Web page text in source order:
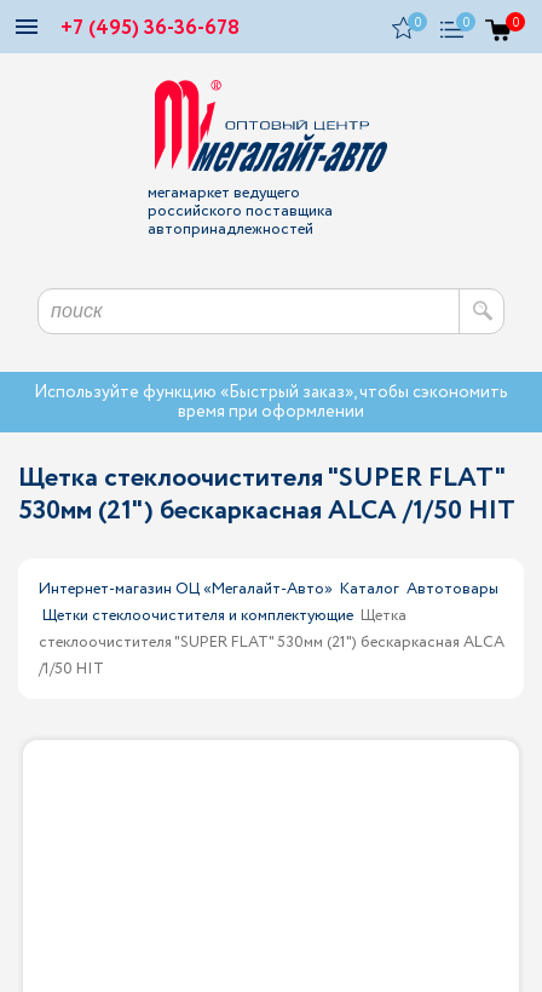
+7 (495) 36-36-678 0 0 0
мегамаркет ведущего
российского поставщика
автопринадлежностей
Используйте функцию «Быстрый заказ», чтобы сэкономить
время при оформлении
Щетка стеклоочистителя "SUPER FLAT"
530мм (21") беcкаркасная ALCA /1/50 HIT
Интернет-магазин ОЦ «Мегалайт-Авто» Каталог Автотовары
Щетки стеклоочистителя и комплектующие Щетка
стеклоочистителя "SUPER FLAT" 530мм (21") беcкаркасная ALCA
/1/50 HIT